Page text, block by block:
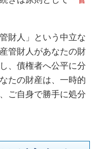
財人」という中立な
管財人があなたの財
、債権者へ公平に分
たの財産は、一時的
ご自身で勝手に処分